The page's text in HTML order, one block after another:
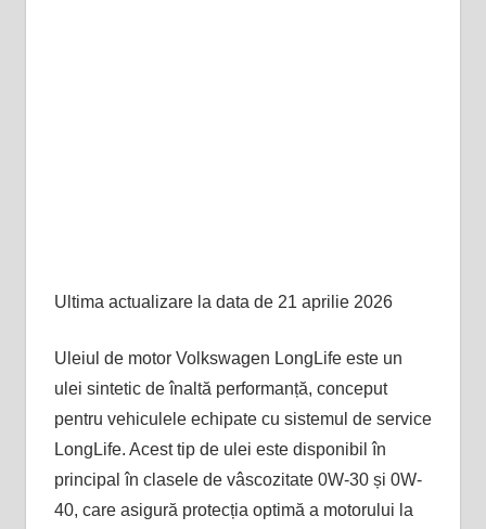
Ultima actualizare la data de 21 aprilie 2026
Uleiul de motor Volkswagen LongLife este un
ulei sintetic de înaltă performanță, conceput
pentru vehiculele echipate cu sistemul de service
LongLife. Acest tip de ulei este disponibil în
principal în clasele de vâscozitate 0W-30 și 0W-
40, care asigură protecția optimă a motorului la